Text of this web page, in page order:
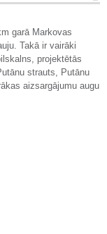
garā Markovas
Takā ir vairāki
projektētās
strauts, Putānu
aizsargājumu augu